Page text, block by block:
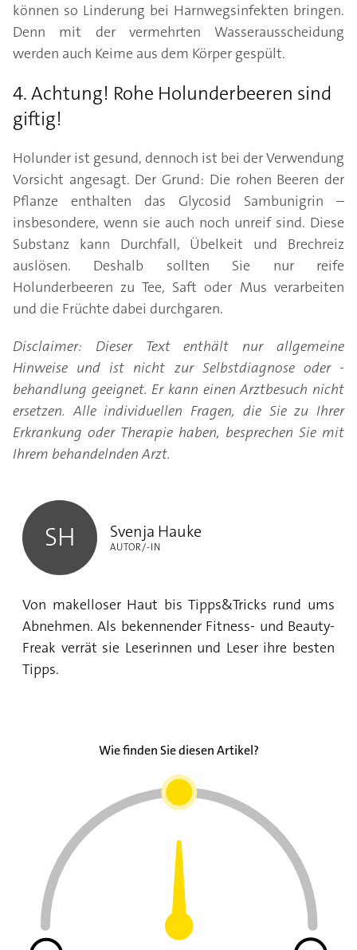
können so Linderung bei Harnwegsinfekten bringen.
Denn mit der vermehrten Wasserausscheidung
werden auch Keime aus dem Körper gespült.
4. Achtung! Rohe Holunderbeeren sind
giftig!
Holunder ist gesund, dennoch ist bei der Verwendung
Vorsicht angesagt. Der Grund: Die rohen Beeren der
Pflanze enthalten das Glycosid Sambunigrin –
insbesondere, wenn sie auch noch unreif sind. Diese
Substanz kann Durchfall, Übelkeit und Brechreiz
auslösen. Deshalb sollten Sie nur reife
Holunderbeeren zu Tee, Saft oder Mus verarbeiten
und die Früchte dabei durchgaren.
Disclaimer: Dieser Text enthält nur allgemeine
Hinweise und ist nicht zur Selbstdiagnose oder -
behandlung geeignet. Er kann einen Arztbesuch nicht
ersetzen. Alle individuellen Fragen, die Sie zu Ihrer
Erkrankung oder Therapie haben, besprechen Sie mit
Ihrem behandelnden Arzt.
SH Svenja Hauke
AUTOR/-IN
Von makelloser Haut bis Tipps&Tricks rund ums
Abnehmen. Als bekennender Fitness- und Beauty-
Freak verrät sie Leserinnen und Leser ihre besten
Tipps.
Wie finden Sie diesen Artikel?